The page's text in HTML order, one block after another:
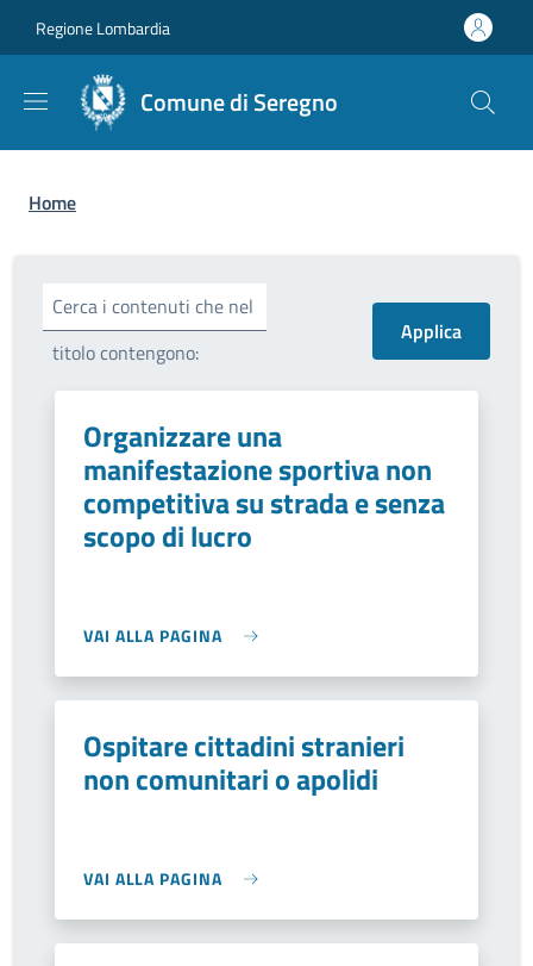
Regione Lombardia
Comune di Seregno
Briciole di pane
Home
Cerca i contenuti che nel
titolo contengono:
Organizzare una
manifestazione sportiva non
competitiva su strada e senza
scopo di lucro
VAI ALLA PAGINA
Ospitare cittadini stranieri
non comunitari o apolidi
VAI ALLA PAGINA